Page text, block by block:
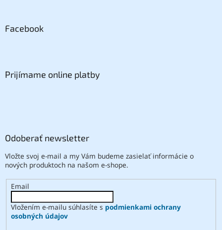
Facebook
Prijímame online platby
Odoberať newsletter
Vložte svoj e-mail a my Vám budeme zasielať informácie o
nových produktoch na našom e-shope.
Email
Vložením e-mailu súhlasíte s podmienkami ochrany
osobných údajov